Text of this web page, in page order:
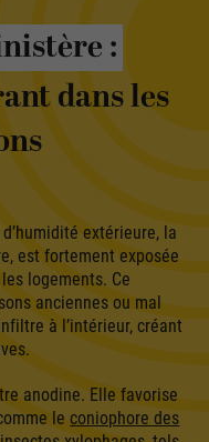
:
dans les
extérieure, la
est fortement exposée
logements. Ce
anciennes ou mal
à l’intérieur, créant
anodine. Elle favorise
le coniophore des